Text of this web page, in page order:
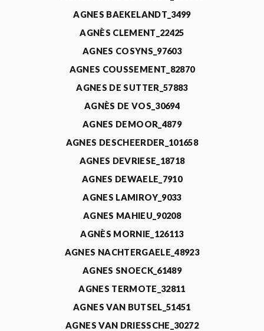
AGNES BAEKELANDT_3499
AGNÈS CLEMENT_22425
AGNES COSYNS_97603
AGNES COUSSEMENT_82870
AGNES DE SUTTER_57883
AGNÈS DE VOS_30694
AGNES DEMOOR_4879
AGNES DESCHEERDER_101658
AGNES DEVRIESE_18718
AGNES DEWAELE_7910
AGNES LAMIROY_9033
AGNES MAHIEU_90208
AGNÈS MORNIE_126113
AGNES NACHTERGAELE_48923
AGNES SNOECK_61489
AGNES TERMOTE_32811
AGNES VAN BUTSEL_51451
AGNES VAN DRIESSCHE_30272